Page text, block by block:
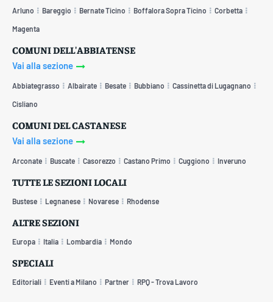
Arluno Bareggio Bernate Ticino Boffalora Sopra Ticino Corbetta
Magenta
COMUNI DELL'ABBIATENSE
Vai alla sezione
Abbiategrasso Albairate Besate Bubbiano Cassinetta di Lugagnano
Cisliano
COMUNI DEL CASTANESE
Vai alla sezione
Arconate Buscate Casorezzo Castano Primo Cuggiono Inveruno
TUTTE LE SEZIONI LOCALI
Bustese Legnanese Novarese Rhodense
ALTRE SEZIONI
Europa Italia Lombardia Mondo
SPECIALI
Editoriali Eventi a Milano Partner RPQ - Trova Lavoro